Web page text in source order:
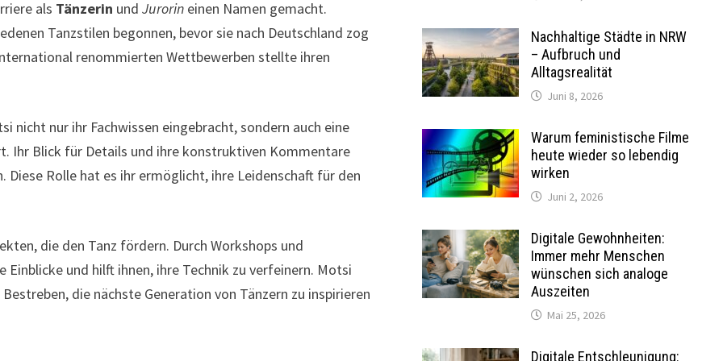
als Tänzerin undJurorin einen Namen gemacht.
Tanzstilen begonnen, bevor sie nach Deutschland zog
renommierten Wettbewerben stellte ihren
nicht nur ihr Fachwissen eingebracht, sondern auch eine
Ihr Blick für Details und ihre konstruktiven Kommentare
Rolle hat es ihr ermöglicht, ihre Leidenschaft für den
die den Tanz fördern. Durch Workshops und
und hilft ihnen, ihre Technik zu verfeinern. Motsi
die nächste Generation von Tänzern zu inspirieren
Nachhaltige Städte in NRW
– Aufbruch und
Alltagsrealität
Juni 8, 2026
Warum feministische Filme
heute wieder so lebendig
wirken
Juni 2, 2026
Digitale Gewohnheiten:
Immer mehr Menschen
wünschen sich analoge
Auszeiten
Mai 25, 2026
Digitale Entschleunigung: